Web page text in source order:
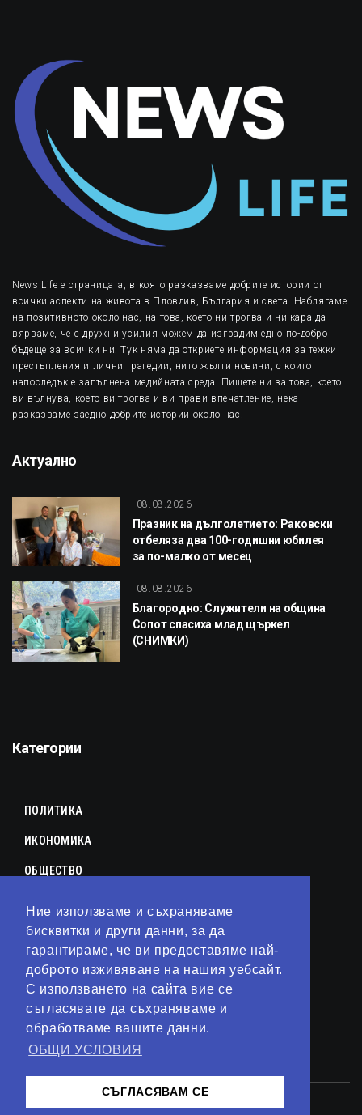
Ние използваме и съхраняваме
бисквитки и други данни, за да
гарантираме, че ви предоставяме най-
доброто изживяване на нашия уебсайт.
С използването на сайта вие се
съгласявате да съхраняваме и
обработваме вашите данни.
ОБЩИ УСЛОВИЯ
СЪГЛАСЯВАМ СЕ
News Life е страницата, в която разказваме добрите истории от
всички аспекти на живота в Пловдив, България и света. Наблягаме
на позитивното около нас, на това, което ни трогва и ни кара да
вярваме, че с дружни усилия можем да изградим едно по-добро
бъдеще за всички ни. Тук няма да откриете информация за тежки
престъпления и лични трагедии, нито жълти новини, с които
напоследък е запълнена медийната среда. Пишете ни за това, което
ви вълнува, което ви трогва и ви прави впечатление, нека
разказваме заедно добрите истории около нас!
Актуално
08.08.2026
Празник на дълголетието: Раковски
отбеляза два 100-годишни юбилея
за по-малко от месец
08.08.2026
Благородно: Служители на община
Сопот спасиха млад щъркел
(СНИМКИ)
Категории
ПОЛИТИКА
ИКОНОМИКА
ОБЩЕСТВО
КУЛТУРА
ЛАЙФСТАЙЛ
ТЕХНОЛОГИИ
АНАЛИЗИ
СВЯТ
© 2023 – Сайт отKirov Invest Group